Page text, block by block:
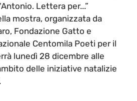
Lettera per...”
mostra, organizzata da
Fondazione Gatto e
Centomila Poeti per il
lunedì 28 dicembre alle
delle iniziative natalizie